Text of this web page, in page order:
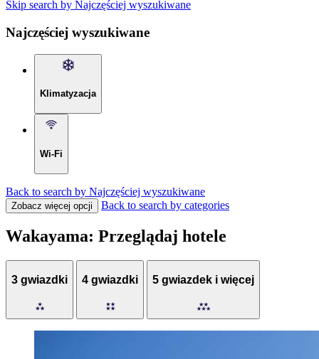
Skip search by Najczęściej wyszukiwane
Najczęściej wyszukiwane
Klimatyzacja
Wi-Fi
Back to search by Najczęściej wyszukiwane
Zobacz więcej opcji Back to search by categories
Wakayama: Przeglądaj hotele
3 gwiazdki 4 gwiazdki 5 gwiazdek i więcej